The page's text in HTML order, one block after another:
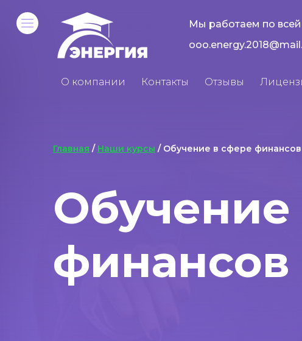
Мы работаем по
О компании Контакты Отзывы
Обучение
финансов
Главная / Наши курсы / Обучение в сфере финансов